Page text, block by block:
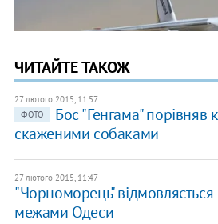
ЧИТАЙТЕ ТАКОЖ
27 лютого 2015, 11:57
ФОТО
Бос "Генгама" порівняв
скаженими собаками
27 лютого 2015, 11:47
"Чорноморець" відмовляється
межами Одеси